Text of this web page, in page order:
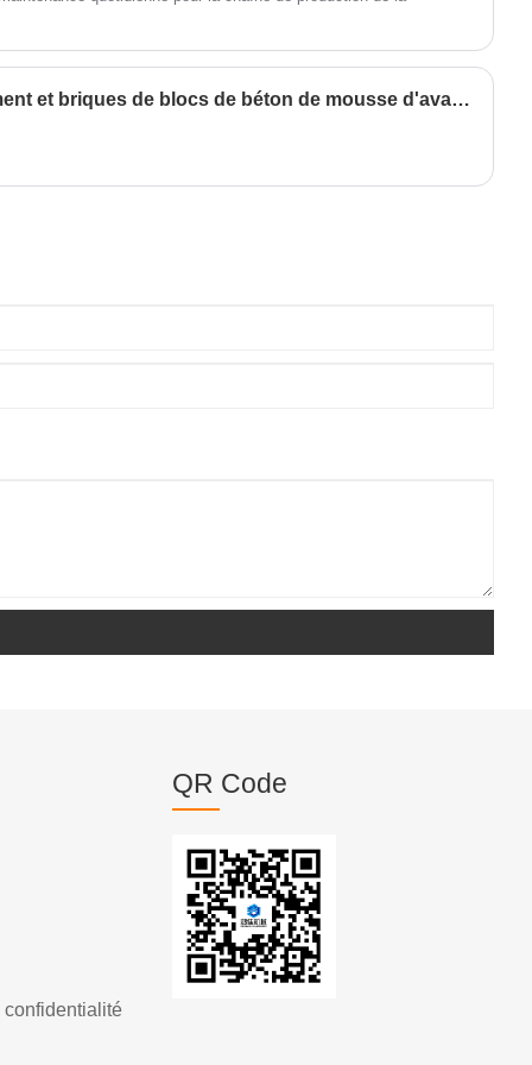
Protection de l'environnement et briques de blocs de béton de mousse d'avantage d'économie d'énergie
QR Code